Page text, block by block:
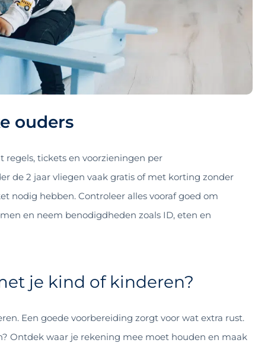
ouders
tickets en voorzieningen per
de 2 jaar vliegen vaak gratis of met korting zonder
nodig hebben. Controleer alles vooraf goed om
en neem benodigdheden zoals ID, eten en
je kind of kinderen?
Een goede voorbereiding zorgt voor wat extra rust.
Ontdek waar je rekening mee moet houden en maak